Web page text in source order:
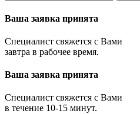
Ваша заявка принята
Специалист свяжется с Вами
завтра в рабочее время.
Ваша заявка принята
Специалист свяжется с Вами
в течение 10-15 минут.